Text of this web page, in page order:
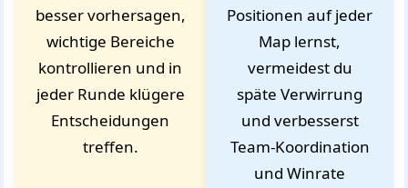
besser vorhersagen,
wichtige Bereiche
kontrollieren und in
jeder Runde klügere
Entscheidungen
treffen.
Positionen auf jeder
Map lernst,
vermeidest du
späte Verwirrung
und verbesserst
Team-Koordination
und Winrate